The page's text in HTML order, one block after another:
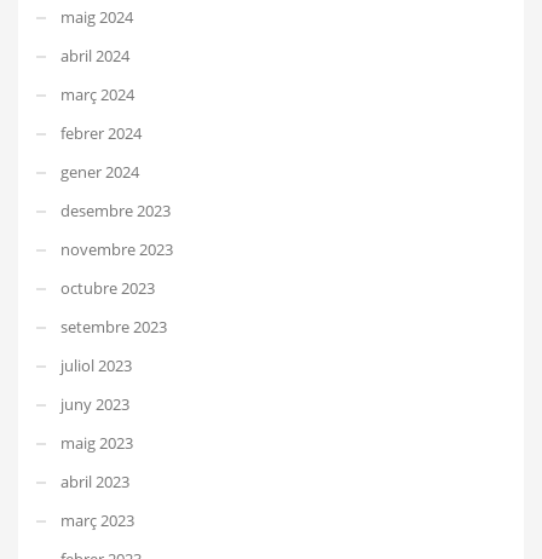
maig 2024
abril 2024
març 2024
febrer 2024
gener 2024
desembre 2023
novembre 2023
octubre 2023
setembre 2023
juliol 2023
juny 2023
maig 2023
abril 2023
març 2023